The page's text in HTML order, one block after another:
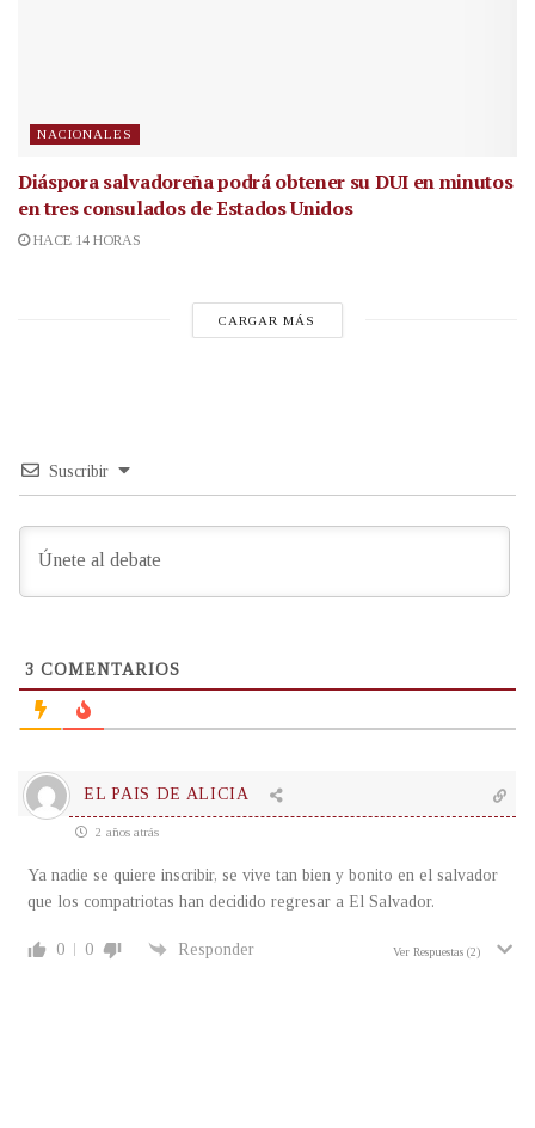
NACIONALES
Diáspora salvadoreña podrá obtener su DUI en minutos
en tres consulados de Estados Unidos
HACE 14 HORAS
CARGAR MÁS
Suscribir
3 COMENTARIOS
EL PAIS DE ALICIA
2 años atrás
Ya nadie se quiere inscribir, se vive tan bien y bonito en el salvador
que los compatriotas han decidido regresar a El Salvador.
0 0 Responder Ver Respuestas (2)